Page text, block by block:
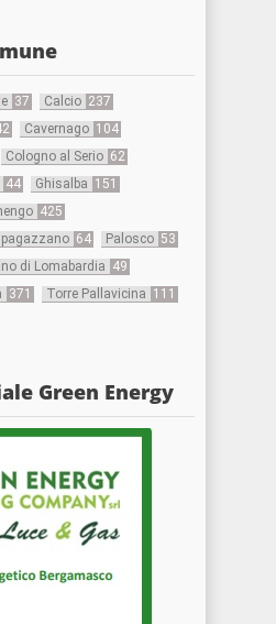
37 Calcio 237
Cavernago 104
Cologno al Serio 62
44 Ghisalba 151
425
pagazzano 64 Palosco 53
di Lomabardia 49
371 Torre Pallavicina 111
Green Energy